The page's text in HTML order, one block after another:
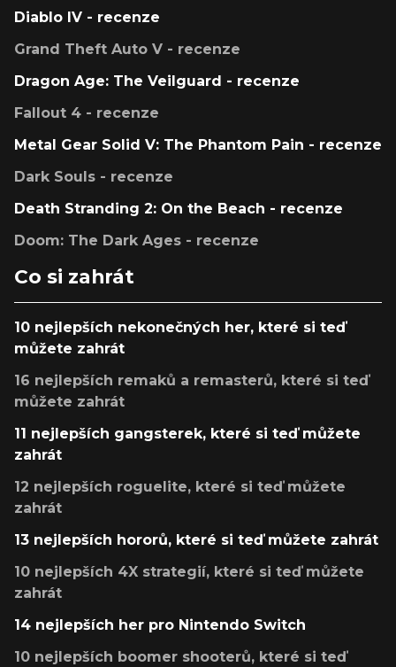
Diablo IV - recenze
Grand Theft Auto V - recenze
Dragon Age: The Veilguard - recenze
Fallout 4 - recenze
Metal Gear Solid V: The Phantom Pain - recenze
Dark Souls - recenze
Death Stranding 2: On the Beach - recenze
Doom: The Dark Ages - recenze
Co si zahrát
10 nejlepších nekonečných her, které si teď
můžete zahrát
16 nejlepších remaků a remasterů, které si teď
můžete zahrát
11 nejlepších gangsterek, které si teď můžete
zahrát
12 nejlepších roguelite, které si teď můžete
zahrát
13 nejlepších hororů, které si teď můžete zahrát
10 nejlepších 4X strategií, které si teď můžete
zahrát
14 nejlepších her pro Nintendo Switch
10 nejlepších boomer shooterů, které si teď